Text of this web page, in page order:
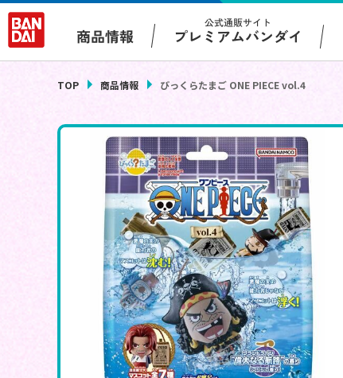
商品情報
公式通販サイト
プレミアムバンダイ
TOP 商品情報 びっくらたまご ONE PIECE vol.4